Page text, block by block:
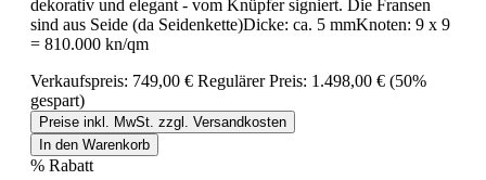
dekorativ und elegant - vom Knüpfer signiert. Die Fransen
sind aus Seide (da Seidenkette)Dicke: ca. 5 mmKnoten: 9 x 9
= 810.000 kn/qm
Verkaufspreis: 749,00 € Regulärer Preis: 1.498,00 € (50%
gespart)
Preise inkl. MwSt. zzgl. Versandkosten
In den Warenkorb
% Rabatt